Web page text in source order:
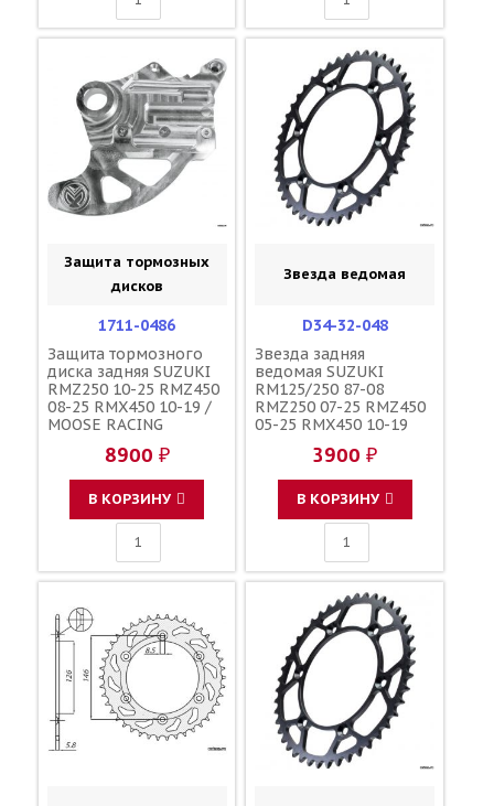
Защита тормозных
дисков
1711-0486
Защита тормозного
диска задняя SUZUKI
RMZ250 10-25 RMZ450
08-25 RMX450 10-19 /
MOOSE RACING
8900 ₽
В КОРЗИНУ
Звезда ведомая
D34-32-048
Звезда задняя
ведомая SUZUKI
RM125/250 87-08
RMZ250 07-25 RMZ450
05-25 RMX450 10-19
48 JTR808 123U-520-48
3900 ₽
В КОРЗИНУ